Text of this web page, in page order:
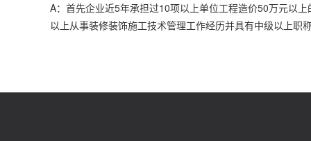
A：首先企业近5年承担过10项以上单位工程造价50万元以
以上从事装修装饰施工技术管理工作经历并具有中级以上